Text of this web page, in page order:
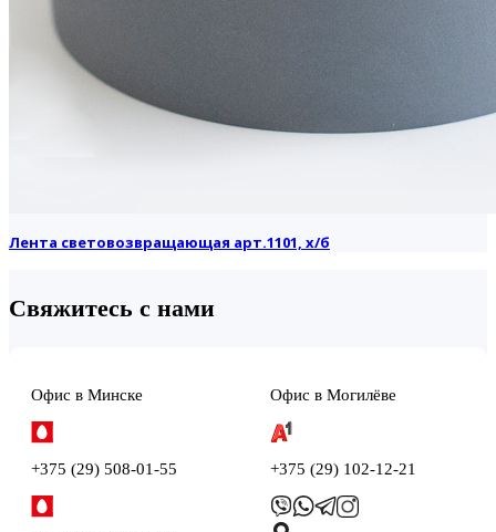
Лента световозвращающая арт.1101, х/б
Свяжитесь с нами
Офис в Минске
+375 (29) 508-01-55
Офис в Могилёве
+375 (29) 102-12-21